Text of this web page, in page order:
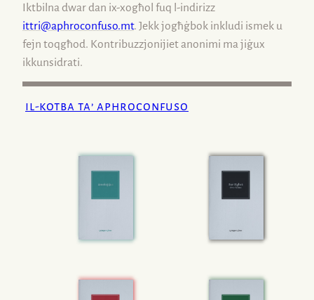
Iktbilna dwar dan ix-xogħol fuq l-indirizz
ittri@aphroconfuso.mt. Jekk jogħġbok inkludi ismek u
fejn toqgħod. Kontribuzzjonijiet anonimi ma jiġux
ikkunsidrati.
il-kotba ta’ aphroconfuso